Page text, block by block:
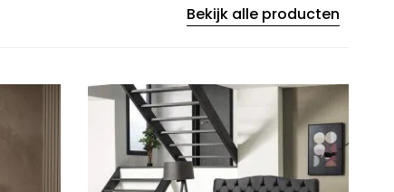
Bekijk alle producten